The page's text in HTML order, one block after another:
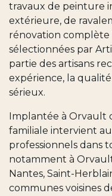
travaux de peinture
extérieure, de
rénovation complète
sélectionnées par
partie des artisans
expérience, la qualité
sérieux.
Implantée à Orvault
familiale intervient
professionnels dans
notamment à
Nantes, Saint-
communes voisines